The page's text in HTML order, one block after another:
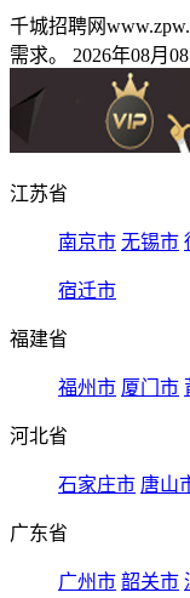
千城招聘网
需求。 2026年08月
江苏省
南京市 无锡市
宿迁市
福建省
福州市 厦门市
河北省
石家庄市 唐山
广东省
广州市 韶关市